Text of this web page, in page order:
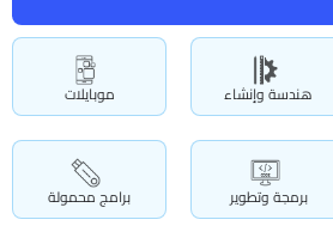
هندسة وإنشاء موبايلات
برمجة وتطوير برامج محمولة